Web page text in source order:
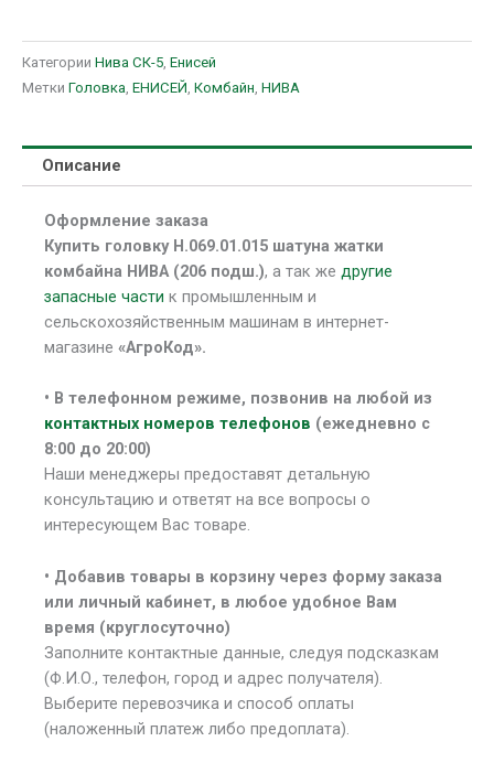
Категории Нива СК-5 Енисей
Метки Головка ЕНИСЕЙ Комбайн НИВА
Описание
Оформление заказа
Купить головку Н.069.01.015 шатуна жатки
комбайна НИВА (206 подш.), а так же другие
запасные части к промышленным и
сельскохозяйственным машинам в интернет-
магазине «АгроКод».
• В телефонном режиме, позвонив на любой из
контактных номеров телефонов (ежедневно с
8:00 до 20:00)
Наши менеджеры предоставят детальную
консультацию и ответят на все вопросы о
интересующем Вас товаре.
• Добавив товары в корзину через форму заказа
или личный кабинет, в любое удобное Вам
время (круглосуточно)
Заполните контактные данные, следуя подсказкам
(Ф.И.О., телефон, город и адрес получателя).
Выберите перевозчика и способ оплаты
(наложенный платеж либо предоплата).